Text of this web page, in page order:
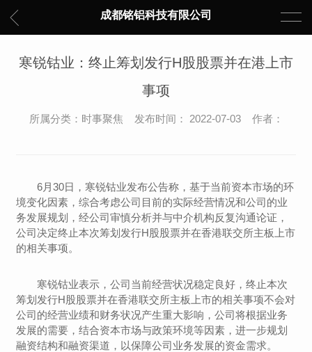
成都铭铝科技有限公司
寒锐钴业：终止筹划发行H股股票并在港上市
事项
所属分类：时事聚焦 发布时间： 2022-07-03 作者：
6月30日，寒锐钴业发布公告称，基于当前资本市场的环
境变化因素，综合考虑公司目前的实际经营情况和公司的业
务发展规划，经公司审慎分析并与中介机构反复沟通论证，
公司决定终止本次筹划发行H股股票并在香港联交所主板上市
的相关事项。
寒锐钴业表示，公司当前经营状况稳定良好，终止本次
筹划发行H股股票并在香港联交所主板上市的相关事项不会对
公司的经营业绩和财务状况产生重大影响，公司将根据业务
发展的需要，结合资本市场与政策环境等因素，进一步规划
融资结构和融资渠道，以保障公司业务发展的资金需求。